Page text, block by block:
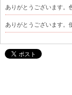
ありがとうございます。
ありがとうございます。